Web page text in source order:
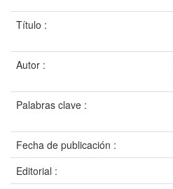
Título :
Autor :
Palabras clave :
Fecha de publicación :
Editorial :